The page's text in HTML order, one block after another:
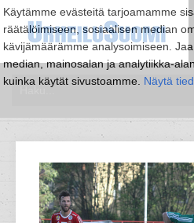
Käytämme evästeitä tarjoamamme
räätälöimiseen, sosiaalisen median
kävijämäärämme analysoimiseen.
median, mainosalan ja analytiikka-
kuinka käytät sivustoamme. Näytä